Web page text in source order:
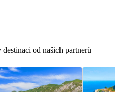
od našich partnerů